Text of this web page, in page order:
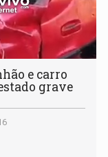
e carro
grave